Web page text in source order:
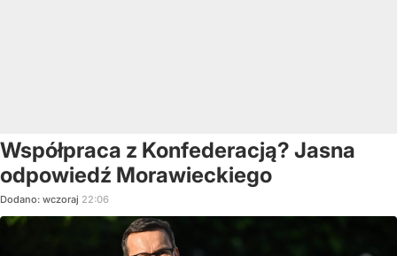
Współpraca z Konfederacją? Jasna
odpowiedź Morawieckiego
Dodano: wczoraj 22:06